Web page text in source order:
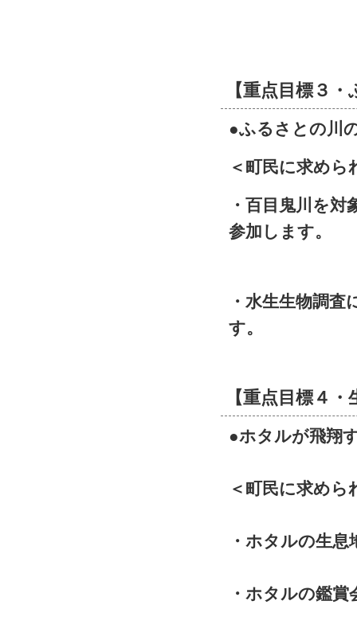
【重点目標３
●ふるさとの川
＜町民に求めら
・百目鬼川を
参加します。
・水生生物調
す。
【重点目標４
●ホタルが飛翔
＜町民に求めら
・ホタルの生息
・ホタルの鑑賞